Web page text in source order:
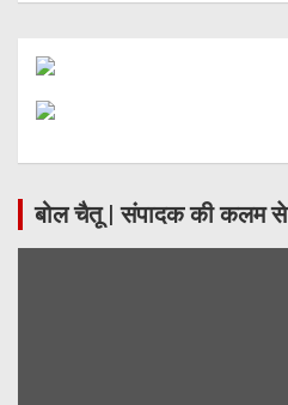
बोल चैतू | संपादक की कलम से